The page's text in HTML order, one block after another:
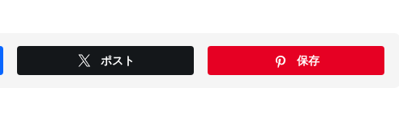
ポスト 保存